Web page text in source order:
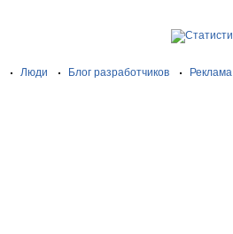
Люди Блог разработчиков
Реклама